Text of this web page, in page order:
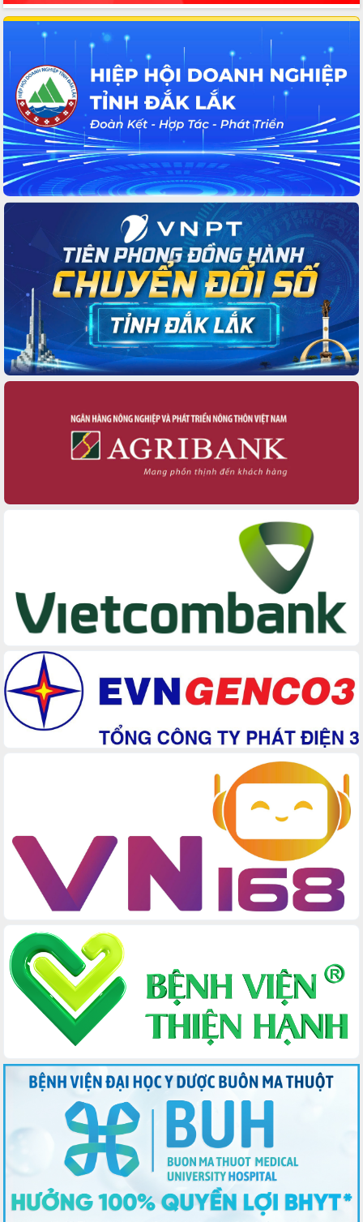
Xã Ea Phê gắn cải cách hành chính với
chuyển đổi số
Phó Chủ tịch Thường trực UBND tỉnh
Hồ Thị Nguyên Thảo làm việc tại Trung
tâm Phục vụ hành chính công xã Ea
Phê
Xây dựng nền hành chính số đồng
hành cùng nông dân dân, doanh nghiệp
Giai đoạn 2026-2030, Đắk Lắk phấn
đấu có 77% xã đạt chuẩn nông thôn
mới
Chuyển đổi số 'mở đường' cho nông
nghiệp Đắk Lắk tăng trưởng bứt phá
Triển khai đồng bộ đo đạc, lập hồ sơ
địa chính, hoàn thiện cơ sở dữ liệu đất
đai
Ứng dụng sinh trắc học - Bước tiến
trong hành trình chuyển đổi số tại Đắk
Lắk
Đắk Lắk nâng cao hiệu quả công tác
Đảng từ Sổ tay đảng viên điện tử
Đắk Lắk đẩy mạnh nuôi biển công
Tập huấn nâng cao năng lực triển khai
chuyển đổi số cho cán bộ, công chức
Quyền của người tiêu dùng Việt Nam
Tổ chức trang trọng Lễ hội Đền thờ
Lương Văn Chánh năm 2026
Phó Bí thư Tỉnh ủy Đắk Lắk Đỗ Hữu
Nhân dân tỉnh
Bệnh án điện tử thúc đẩy chuyển đổi
số y tế tại Đắk Lắk
Chuyển đổi số thư viện: Mở rộng
không gian tri thức trong thời đại số
Lắk gửi gắm niềm tin, kỳ vọng vào lá
phiếu
Đắk Lắk sẵn sàng các điều kiện cho
Ngày hội bầu cử đại biểu Quốc hội
khóa XVI và HĐND các cấp nhiệm kỳ
2026-2031
Đảm bảo cuộc bầu cử đại biểu Quốc
hội và đại biểu HĐND các cấp diễn ra
an toàn, hiệu quả, đúng quy định
Thủ tướng Chính phủ Phạm Minh Chính
kiểm tra, chỉ đạo hoàn thành các dự
án cao tốc và thăm khu tái định cư tại
Sôi nổi Hội đua ngựa truyền thống Gò
Thì Thùng mừng Xuân Bính Ngọ 2026
Lãnh đạo tỉnh dâng hương tưởng niệm
tại Đập Đồng Cam đầu Xuân Bính Ngọ
Ngành nông nghiệp phấn đấu tăng
trưởng đạt 5,86% trong năm 2026
UBND tỉnh Đắk Lắk triển khai công tác
quốc phòng, quân sự địa phương năm
2026